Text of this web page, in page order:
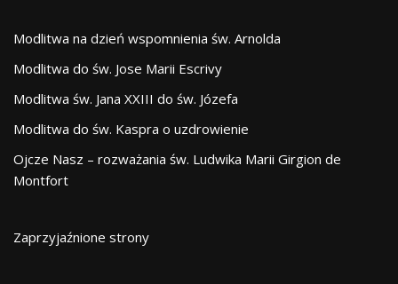
Modlitwa na dzień wspomnienia św. Arnolda
Modlitwa do św. Jose Marii Escrivy
Modlitwa św. Jana XXIII do św. Józefa
Modlitwa do św. Kaspra o uzdrowienie
Ojcze Nasz – rozważania św. Ludwika Marii Girgion de
Montfort
Zaprzyjaźnione strony